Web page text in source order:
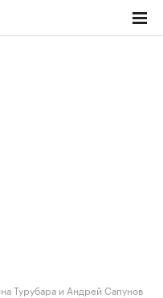
Турубара и Андрей Сапунов